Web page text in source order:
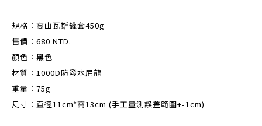
規格：高山瓦斯罐套450g
售價：680 NTD.
顏色：黑色
材質：1000D防潑水尼龍
重量：75g
尺寸：直徑11cm*高13cm (手工量測誤差範圍+-1cm)